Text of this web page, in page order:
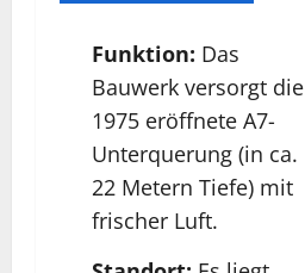
Funktion: Das
Bauwerk versorgt die
1975 eröffnete A7-
Unterquerung (in ca.
22 Metern Tiefe) mit
frischer Luft.